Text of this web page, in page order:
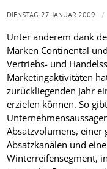
Unter anderem dank
Marken Continental
Vertriebs- und
Marketingaktivitäten
zurückliegenden Jahr
erzielen können. So
Absatzvolumens, einer
Absatzkanälen und
Winterreifensegment,
DIENSTAG, 27. JANUAR 2009 /